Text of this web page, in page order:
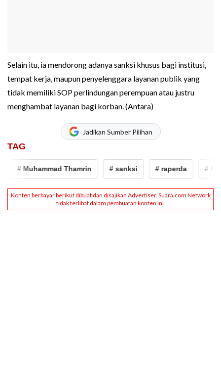
Selain itu, ia mendorong adanya sanksi khusus bagi institusi,
tempat kerja, maupun penyelenggara layanan publik yang
tidak memiliki SOP perlindungan perempuan atau justru
menghambat layanan bagi korban. (Antara)
Jadikan Sumber Pilihan
TAG
# Muhammad Thamrin # sanksi # raperda # NIK